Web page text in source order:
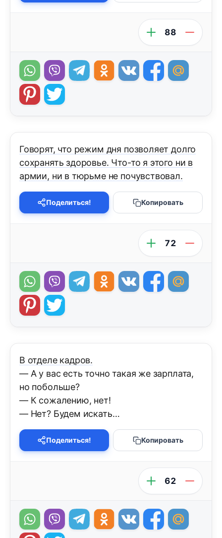
88
Говорят, что режим дня позволяет долго
сохранять здоровье. Что-то я этого ни в
армии, ни в тюрьме не почувствовал.
Поделиться! Копировать
72
В отделе кадров.
— А у вас есть точно такая же зарплата,
но побольше?
— К сожалению, нет!
— Нет? Будем искать…
Поделиться! Копировать
62